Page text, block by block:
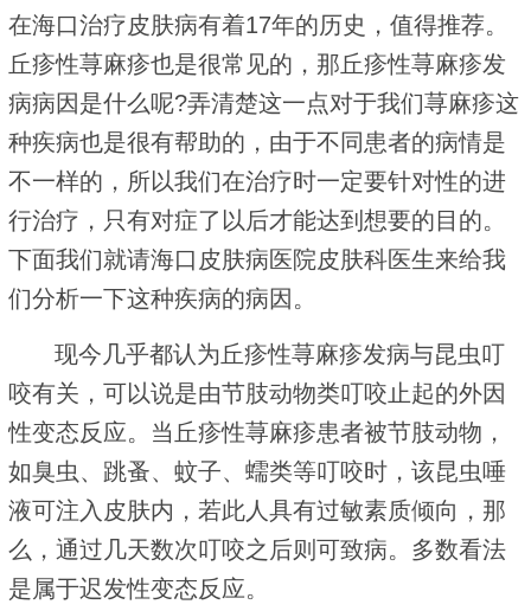
在海口治疗皮肤病有着17年的历史，值得推荐。
丘疹性荨麻疹也是很常见的，那丘疹性荨麻疹发
病病因是什么呢?弄清楚这一点对于我们荨麻疹这
种疾病也是很有帮助的，由于不同患者的病情是
不一样的，所以我们在治疗时一定要针对性的进
行治疗，只有对症了以后才能达到想要的目的。
下面我们就请海口皮肤病医院皮肤科医生来给我
们分析一下这种疾病的病因。
现今几乎都认为丘疹性荨麻疹发病与昆虫叮
咬有关，可以说是由节肢动物类叮咬止起的外因
性变态反应。当丘疹性荨麻疹患者被节肢动物，
如臭虫、跳蚤、蚊子、蠕类等叮咬时，该昆虫唾
液可注入皮肤内，若此人具有过敏素质倾向，那
么，通过几天数次叮咬之后则可致病。多数看法
是属于迟发性变态反应。